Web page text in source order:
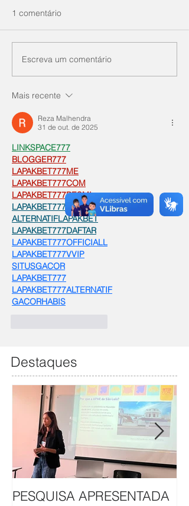
1 comentário
Escreva um comentário
Mais recente
Reza Malhendra
31 de out. de 2025
LINKSPACE777
BLOGGER777
LAPAKBET777ME
LAPAKBET777COM
LAPAKBET777RESMI
LAPAKBET777LOGIN
ALTERNATIFLAPAKBET
LAPAKBET777DAFTAR
LAPAKBET777OFFICIALL
LAPAKBET777VVIP
SITUSGACOR
LAPAKBET777
LAPAKBET777ALTERNATIF
GACORHABIS
Destaques
PESQUISA APRESENTADA